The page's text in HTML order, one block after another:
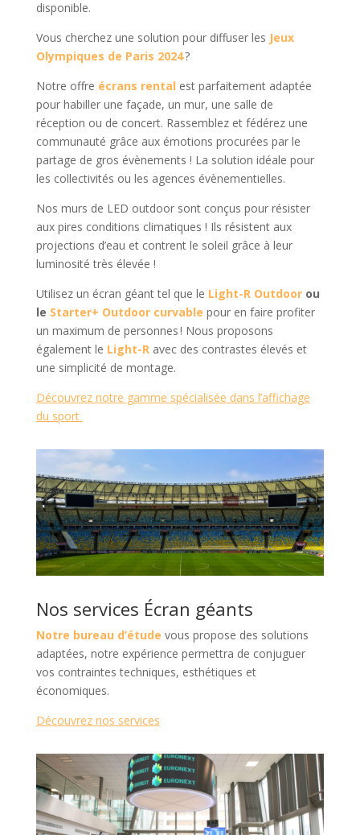
disponible.
Vous cherchez une solution pour diffuser les Jeux
Olympiques de Paris 2024?
Notre offre écrans rental est parfaitement adaptée
pour habiller une façade, un mur, une salle de
réception ou de concert. Rassemblez et fédérez une
communauté grâce aux émotions procurées par le
partage de gros évènements ! La solution idéale pour
les collectivités ou les agences évènementielles.
Nos murs de LED outdoor sont conçus pour résister
aux pires conditions climatiques ! Ils résistent aux
projections d’eau et contrent le soleil grâce à leur
luminosité très élevée !
Utilisez un écran géant tel que le Light-R Outdoorou
le Starter+ Outdoorcurvable pour en faire profiter
un maximum de personnes ! Nous proposons
également le Light-Ravec des contrastes élevés et
une simplicité de montage.
Découvrez notre gamme spécialisée dans l’affichage
du sport
Nos services Écran géants
Notre bureau d’étude vous propose des solutions
adaptées, notre expérience permettra de conjuguer
vos contraintes techniques, esthétiques et
économiques.
Découvrez nos services